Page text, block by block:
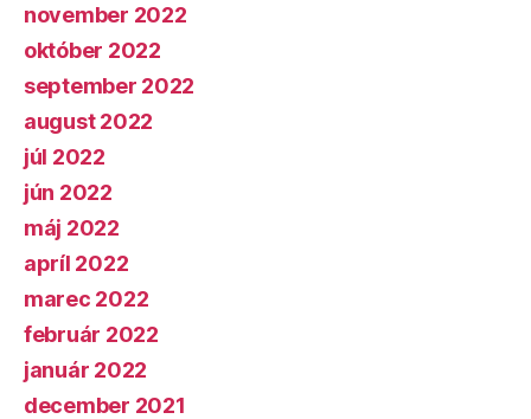
november 2022
október 2022
september 2022
august 2022
júl 2022
jún 2022
máj 2022
apríl 2022
marec 2022
február 2022
január 2022
december 2021